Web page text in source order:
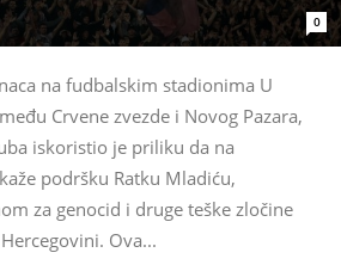
0
na fudbalskim stadionima U
Crvene zvezde i Novog Pazara,
iskoristio je priliku da na
podršku Ratku Mladiću,
za genocid i druge teške zločine
Ova...